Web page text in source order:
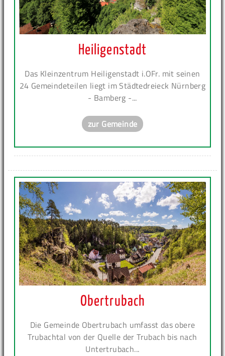
Heiligenstadt
Das Kleinzentrum Heiligenstadt i.OFr. mit seinen
24 Gemeindeteilen liegt im Städtedreieck Nürnberg
- Bamberg -...
zur Gemeinde
Obertrubach
Die Gemeinde Obertrubach umfasst das obere
Trubachtal von der Quelle der Trubach bis nach
Untertrubach...